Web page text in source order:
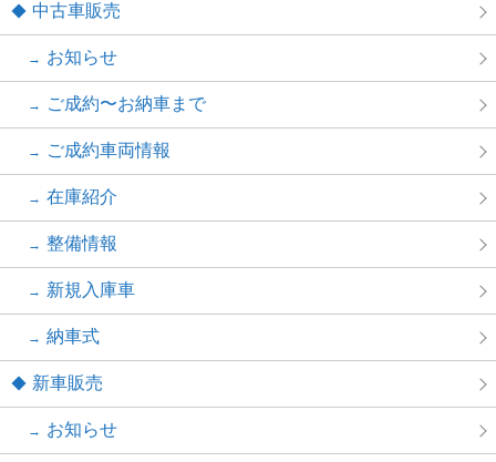
中古車販売
お知らせ
ご成約〜お納車まで
ご成約車両情報
在庫紹介
整備情報
新規入庫車
納車式
新車販売
お知らせ